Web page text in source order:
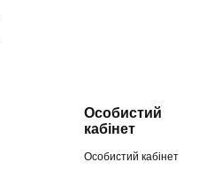
Особистий
кабінет
Особистий кабінет